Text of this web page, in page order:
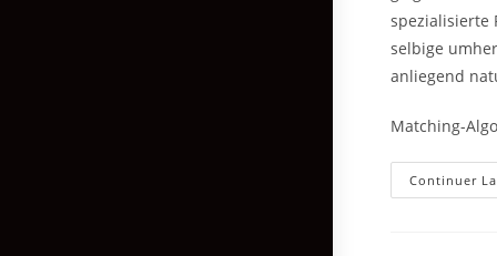
spezialisierte
selbige
anliegend
Matching-
Continuer